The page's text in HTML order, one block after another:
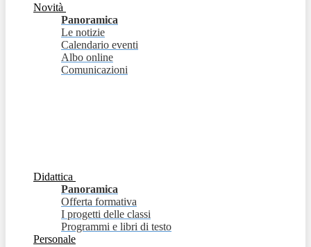
Novità
Panoramica
Le notizie
Calendario eventi
Albo online
Comunicazioni
Didattica
Panoramica
Offerta formativa
I progetti delle classi
Programmi e libri di testo
Personale